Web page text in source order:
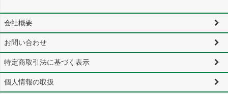
会社概要
お問い合わせ
特定商取引法に基づく表示
個人情報の取扱